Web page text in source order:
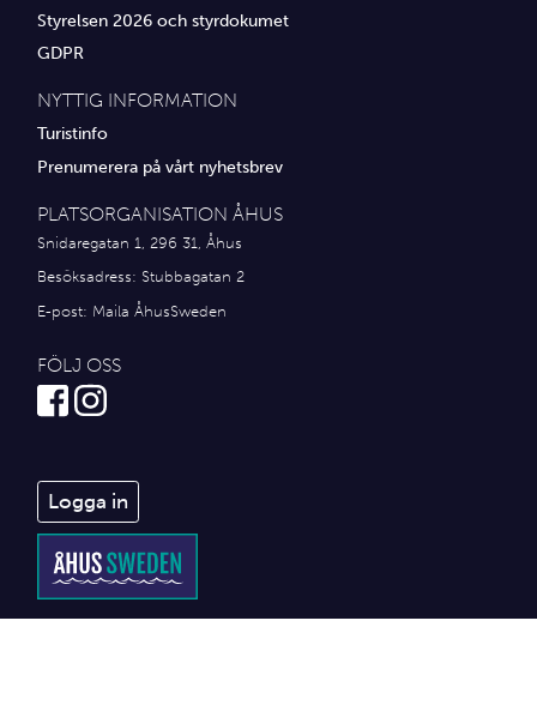
Styrelsen 2026 och styrdokumet
GDPR
NYTTIG INFORMATION
Turistinfo
Prenumerera på vårt nyhetsbrev
PLATSORGANISATION ÅHUS
Snidaregatan 1, 296 31, Åhus
Besöksadress: Stubbagatan 2
E-post: Maila ÅhusSweden
FÖLJ OSS
Logga in